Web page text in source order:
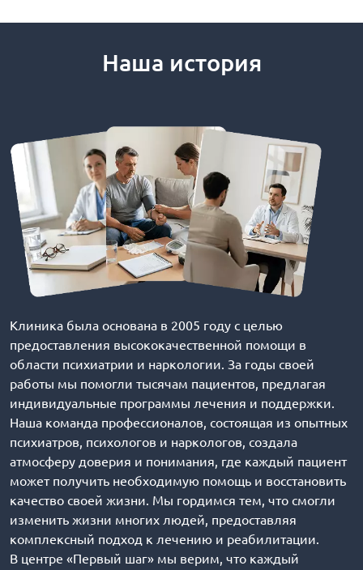
Наша история
Клиника была основана в 2005 году с целью
предоставления высококачественной помощи в
области психиатрии и наркологии. За годы своей
работы мы помогли тысячам пациентов, предлагая
индивидуальные программы лечения и поддержки.
Наша команда профессионалов, состоящая из опытных
психиатров, психологов и наркологов, создала
атмосферу доверия и понимания, где каждый пациент
может получить необходимую помощь и восстановить
качество своей жизни. Мы гордимся тем, что смогли
изменить жизни многих людей, предоставляя
комплексный подход к лечению и реабилитации.
В центре «Первый шаг» мы верим, что каждый